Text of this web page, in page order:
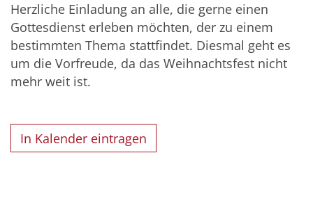
Herzliche Einladung an alle, die gerne einen
Gottesdienst erleben möchten, der zu einem
bestimmten Thema stattfindet. Diesmal geht es
um die Vorfreude, da das Weihnachtsfest nicht
mehr weit ist.
In Kalender eintragen